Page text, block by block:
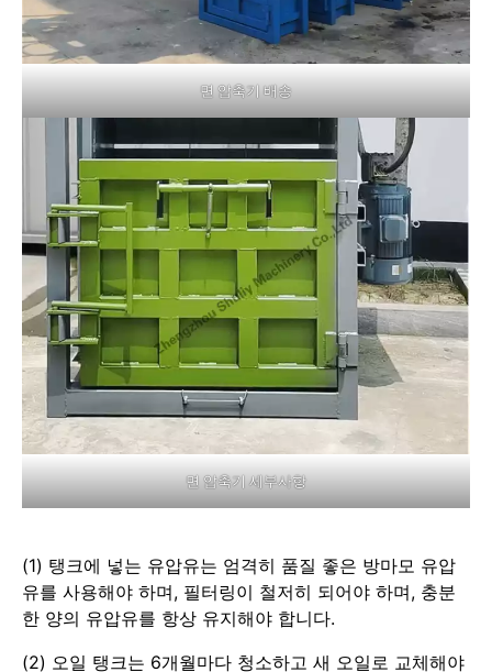
면 압축기 배송
면 압축기 세부사항
(1) 탱크에 넣는 유압유는 엄격히 품질 좋은 방마모 유압
유를 사용해야 하며, 필터링이 철저히 되어야 하며, 충분
한 양의 유압유를 항상 유지해야 합니다.
(2) 오일 탱크는 6개월마다 청소하고 새 오일로 교체해야